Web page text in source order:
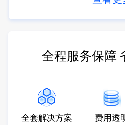
全程服务保障
全套解决方案 费用透